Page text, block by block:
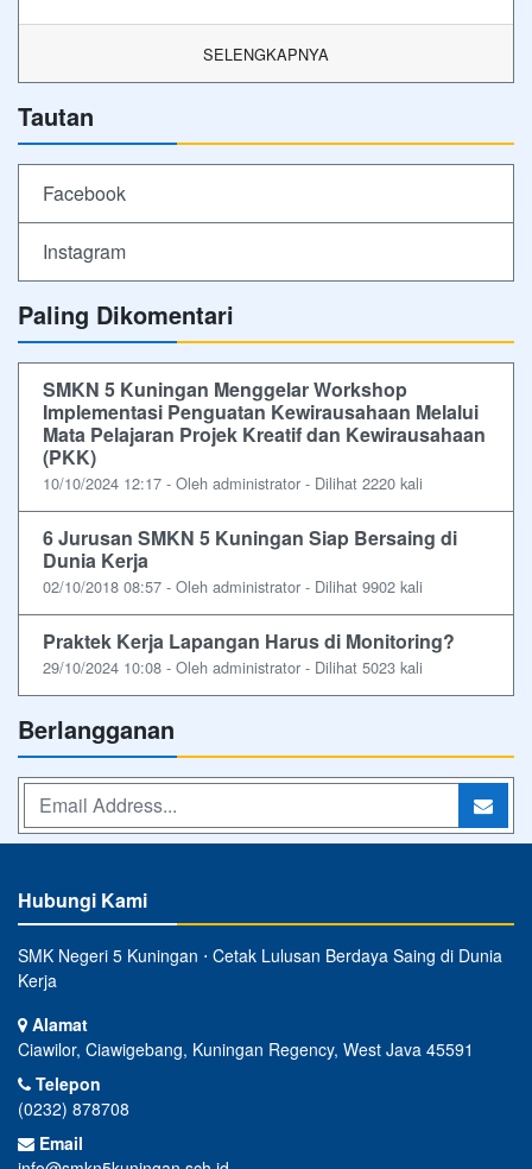
SELENGKAPNYA
Tautan
Facebook
Instagram
Paling Dikomentari
SMKN 5 Kuningan Menggelar Workshop
Implementasi Penguatan Kewirausahaan Melalui
Mata Pelajaran Projek Kreatif dan Kewirausahaan
(PKK)
10/10/2024 12:17 - Oleh administrator - Dilihat 2220 kali
6 Jurusan SMKN 5 Kuningan Siap Bersaing di
Dunia Kerja
02/10/2018 08:57 - Oleh administrator - Dilihat 9902 kali
Praktek Kerja Lapangan Harus di Monitoring?
29/10/2024 10:08 - Oleh administrator - Dilihat 5023 kali
Berlangganan
Hubungi Kami
SMK Negeri 5 Kuningan ⋅ Cetak Lulusan Berdaya Saing di Dunia
Kerja
Alamat
Ciawilor, Ciawigebang, Kuningan Regency, West Java 45591
Telepon
(0232) 878708
Email